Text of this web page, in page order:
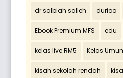
dr salbiah salleh durioo
Ebook Premium MFS edu
kelas live RM5 Kelas
kisah sekolah rendah